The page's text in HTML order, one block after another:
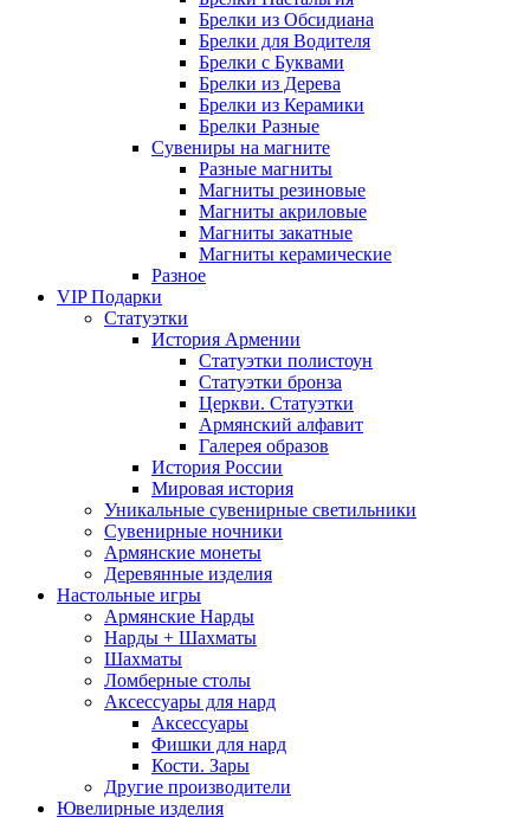
Брелки из Обсидиана
Брелки для Водителя
Брелки с Буквами
Брелки из Дерева
Брелки из Керамики
Брелки Разные
Сувениры на магните
Разные магниты
Магниты резиновые
Магниты акриловые
Магниты закатные
Магниты керамические
Разное
VIP Подарки
Статуэтки
История Армении
Статуэтки полистоун
Статуэтки бронза
Церкви. Статуэтки
Армянский алфавит
Галерея образов
История России
Мировая история
Уникальные сувенирные светильники
Сувенирные ночники
Армянские монеты
Деревянные изделия
Настольные игры
Армянские Нарды
Нарды + Шахматы
Шахматы
Ломберные столы
Аксессуары для нард
Аксессуары
Фишки для нард
Кости. Зары
Другие производители
Ювелирные изделия